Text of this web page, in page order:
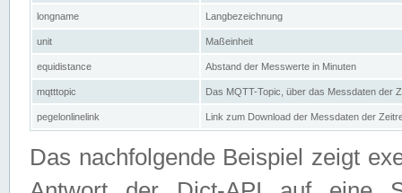
longname Langbezeichnung
unit Maßeinheit
equidistance Abstand der Messwerte in Minuten
mqtttopic Das MQTT-Topic, über das Messdaten der
pegelonlinelink Link zum Download der Messdaten der
Das nachfolgende Beispiel zeigt